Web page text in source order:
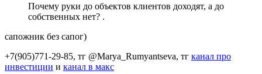
Почему руки до объектов клиентов доходят, а до
собственных нет? .
сапожник без сапог)
+7(905)771-29-85, тг @Marya_Rumyantseva, тг канал про
инвестиции и канал в макс